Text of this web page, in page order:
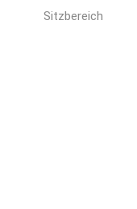
Sitzbereich